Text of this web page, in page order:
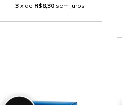
3 x de R$8,30 sem juros